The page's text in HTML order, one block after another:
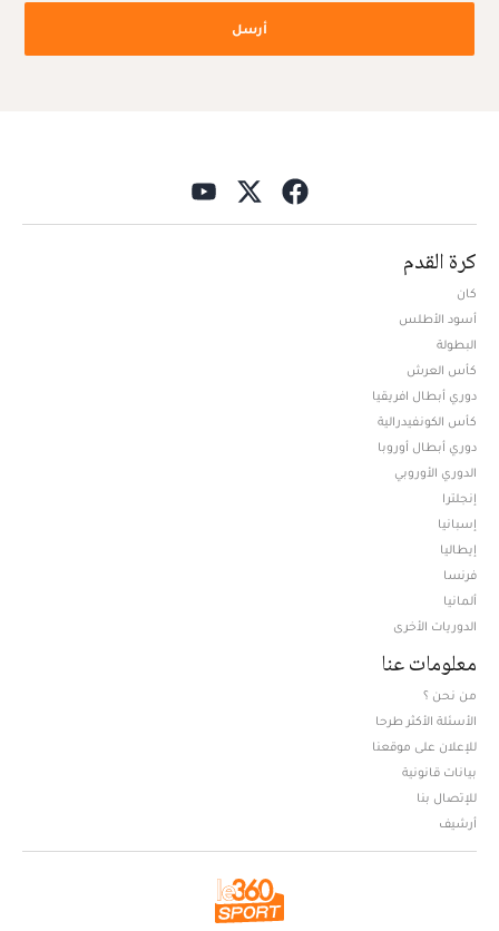
أرسل
كرة القدم
كان
أسود الأطلس
البطولة
كأس العرش
دوري أبطال افريقيا
كأس الكونفيدرالية
دوري أبطال أوروبا
الدوري الأوروبي
إنجلترا
إسبانيا
إيطاليا
فرنسا
ألمانيا
الدوريات الأخرى
معلومات عنا
من نحن ؟
الأسئلة الأكثر طرحا
للإعلان على موقعنا
بيانات قانونية
للإتصال بنا
أرشيف